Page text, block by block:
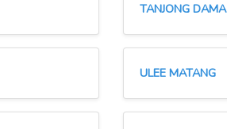
TANJONG DAMA
ULEE MATANG